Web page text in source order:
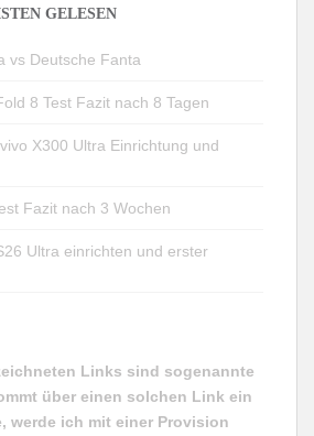
GELESEN
vs Deutsche Fanta
8 Test Fazit nach 8 Tagen
X300 Ultra Einrichtung und
Fazit nach 3 Wochen
Ultra einrichten und erster
Links sind sogenannte
über einen solchen Link ein
werde ich mit einer Provision